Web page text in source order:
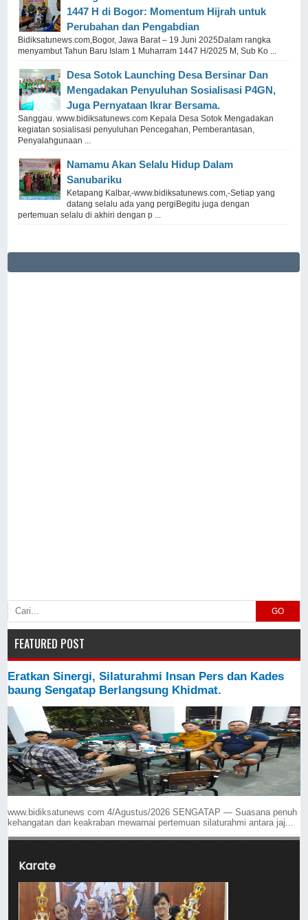
1447 H di Bogor: Momentum Hijrah untuk
Perubahan dan Pengabdian
Bidiksatunews.com,Bogor, Jawa Barat – 19 Juni 2025Dalam rangka
menyambut Tahun Baru Islam 1 Muharram 1447 H/2025 M, Sub Ko ...
Desa Sotok Launching Desa Bersinar Dan
Mengadakan Penyuluhan Sosialisasi P4GN,
Juga Pernyataan Ikrar Bersama.
Sanggau. www.bidiksatunews.com Kepala Desa Sotok Mengadakan
kegiatan sosialisasi penyuluhan Pencegahan, Pemberantasan,
Penyalahgunaan ...
Namamu Akan Selalu Hidup Dalam
Sanubariku
Ketapang Kalbar,-www.bidiksatunews.com,-Setiap yang
datang selalu ada yang pergiBegitu juga dengan
pertemuan selalu di akhiri dengan p ...
GO
FEATURED POST
Eratkan Sinergi, Silaturahmi Insan Pers dan Kades
baung Sengatap Berlangsung Khidmat.
www.bidiksatunews com 4/Agustus/2026 SENGATAP — Suasana penuh
kehangatan dan keakraban mewarnai pertemuan silaturahmi antara jaj...
Karate